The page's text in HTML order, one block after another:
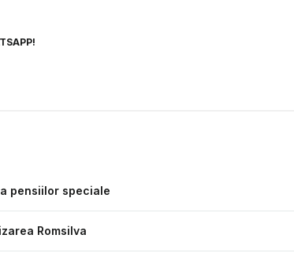
pensiilor speciale
Romsilva